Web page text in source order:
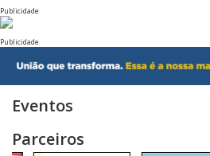
Publicidade
Publicidade
Eventos
Parceiros